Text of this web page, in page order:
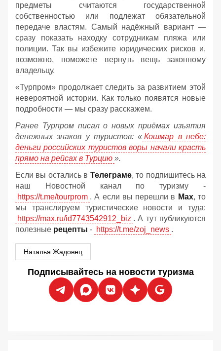
предметы считаются государственной
собственностью или подлежат обязательной
передаче властям. Самый надёжный вариант —
сразу показать находку сотрудникам пляжа или
полиции. Так вы избежите юридических рисков и,
возможно, поможете вернуть вещь законному
владельцу.
«Турпром» продолжает следить за развитием этой
невероятной истории. Как только появятся новые
подробности — мы сразу расскажем.
Ранее Турпром писал о новых приёмах изъятия
денежных знаков у туристов: « Кошмар в небе:
деньги российских туристов воры начали красть
прямо на рейсах в Турцию ».
Если вы остались в Телеграме, то подпишитесь на
наш Новостной канал по туризму -
https://t.me/tourprom . А если вы перешли в Мах, то
мы транслируем туристические новости и туда:
https://max.ru/id7743542912_biz . А тут публикуются
полезные рецепты - https://t.me/zoj_news .
Наталья Жадовец
Подписывайтесь на новости туризма